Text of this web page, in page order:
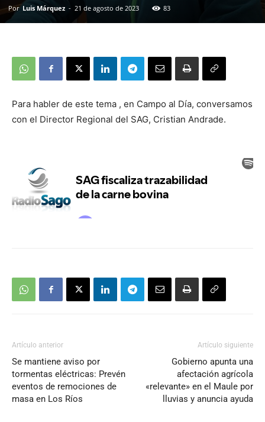
Por Luis Márquez - 21 de agosto de 2023 83
Para habler de este tema , en Campo al Día, conversamos
con el Director Regional del SAG, Cristian Andrade.
Artículo anterior
Se mantiene aviso por
tormentas eléctricas: Prevén
eventos de remociones de
masa en Los Ríos
Artículo siguiente
Gobierno apunta una
afectación agrícola
«relevante» en el Maule por
lluvias y anuncia ayuda